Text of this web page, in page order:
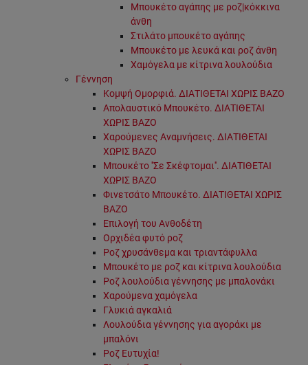
Μπουκέτο αγάπης με ροζ|κόκκινα
άνθη
Στιλάτο μπουκέτο αγάπης
Μπουκέτο με λευκά και ροζ άνθη
Χαμόγελα με κίτρινα λουλούδια
Γέννηση
Κομψή Ομορφιά. ΔΙΑΤΙΘΕΤΑΙ ΧΩΡΙΣ ΒΑΖΟ
Απολαυστικό Μπουκέτο. ΔΙΑΤΙΘΕΤΑΙ
ΧΩΡΙΣ ΒΑΖΟ
Χαρούμενες Αναμνήσεις. ΔΙΑΤΙΘΕΤΑΙ
ΧΩΡΙΣ ΒΑΖΟ
Μπουκέτο ''Σε Σκέφτομαι''. ΔΙΑΤΙΘΕΤΑΙ
ΧΩΡΙΣ ΒΑΖΟ
Φινετσάτο Μπουκέτο. ΔΙΑΤΙΘΕΤΑΙ ΧΩΡΙΣ
ΒΑΖΟ
Επιλογή του Ανθοδέτη
Ορχιδέα φυτό ροζ
Ροζ χρυσάνθεμα και τριαντάφυλλα
Μπουκέτο με ροζ και κίτρινα λουλούδια
Ροζ λουλούδια γέννησης με μπαλονάκι
Χαρούμενα χαμόγελα
Γλυκιά αγκαλιά
Λουλούδια γέννησης για αγοράκι με
μπαλόνι
Ροζ Ευτυχία!